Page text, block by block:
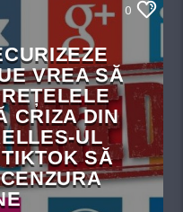
0
VREA SĂ
CRIZA DIN
UL
SĂ